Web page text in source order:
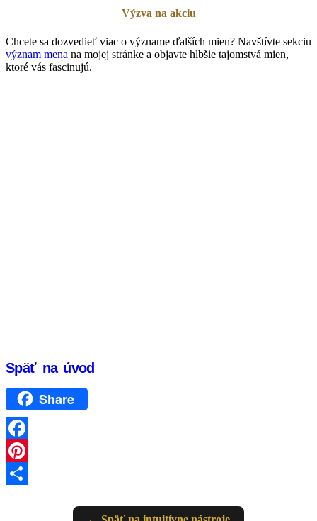
Výzva na akciu
Chcete sa dozvedieť viac o význame ďalších mien? Navštívte sekciu
význam mena na mojej stránke a objavte hlbšie tajomstvá mien,
ktoré vás fascinujú.
Späť na úvod
Share
Facebook
Pinterest